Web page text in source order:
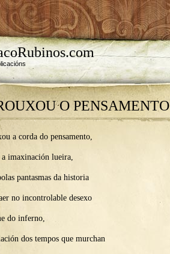
O PENSAMENTO
a corda do pensamento,
a imaxinación lueira,
pantasmas da historia
no incontrolable desexo
do inferno,
dos tempos que murchan